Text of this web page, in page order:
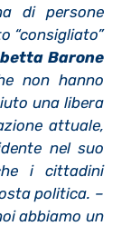
di persone
“consigliato”
Barone
non hanno
una libera
attuale,
nel suo
i cittadini
politica. –
abbiamo un